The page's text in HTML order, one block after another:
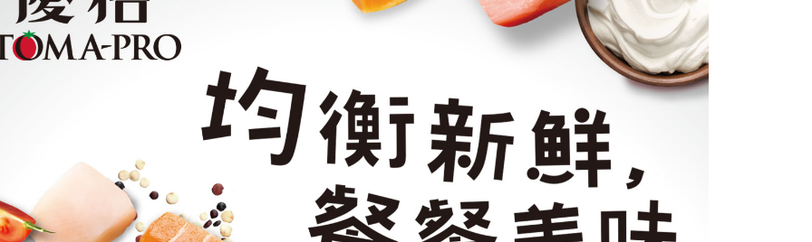
【注意事項】
1.本服務係由「台灣大哥大股份有限公司」（以下簡稱本公司）所提供，讓
用戶於交易時，得透過本服務購買商品或服務，並由商店將買賣／分期付
款買賣價金債權讓與本公司後，依約使用本公司帳單繳交帳款。
2.基於同意付款使用「大哥付你分期」之契約關係目的，商店將以您的個人
資料（包含姓名、電話或地址）提供予台灣大哥大進項蒐集、處理及利
用，由本公司與您本人進行分期帳單所需資料之確認、核對及更正。
3.完整用戶服務條款，請詳閱以下連結：https://oppay.tw/userRule
３．收到繳費通知簡訊後14天內，點擊此簡訊中的連結，可透過四大超商
／ATM／網路銀行／等多元方式進行付款，方視為交易完成。
※ 請注意：結帳手續完成當下不需立刻繳費，但若您需要取消訂單，請聯
絡購買商品的店家。未經商家同意取消之訂單仍視為有效，需透過AFTEE
※ 交易是否成功請以「AFTEE先享後付 」之結帳頁面顯示為準，若有關於
是否繳費成功／繳費後需取消欲退款等相關疑問，請聯繫「AFTEE先享後
付客戶支援中心」https://netprotections.freshdesk.com/support/home
【注意事項】
１．透過由恩沛科技股份有限公司提供之「AFTEE先享後付」服務完成之
交易，需依本服務之必要範圍內提供個人資料，並將交易相關給付款項請
求債權轉讓予恩沛科技股份有限公司。
２．關於個人資料處理事宜，請瀏覽以下網址：
https://aftee.tw/terms/#terms3
離島宅配
每筆NT$95，滿NT$1,000(含以上)免運費